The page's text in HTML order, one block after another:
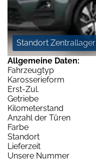
Standort Zentrallager
Allgemeine Daten:
Fahrzeugtyp
Karosserieform
Erst-Zul.
Getriebe
Kilometerstand
Anzahl der Türen
Farbe
Standort
Lieferzeit
Unsere Nummer